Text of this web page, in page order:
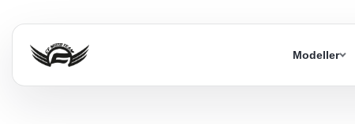
Modeller